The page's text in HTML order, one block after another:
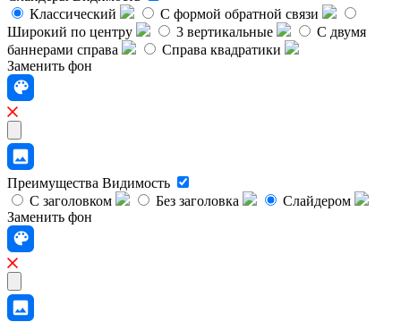
Классический
C формой обратной связи
Широкий по центру
3 вертикальные
С двумя
баннерами справа
Справа квадратики
Заменить фон
Преимущества Видимость
С заголовком
Без заголовка
Слайдером
Заменить фон